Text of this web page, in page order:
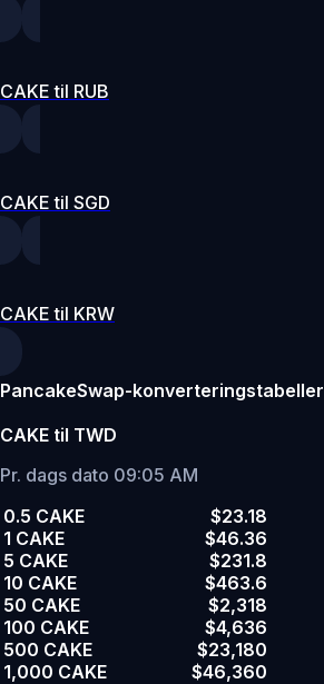
CAKE til RUB
CAKE til SGD
CAKE til KRW
PancakeSwap-konverteringstabeller
CAKE til TWD
Pr. dags dato 09:05 AM
0.5 CAKE
$23.18
1 CAKE
$46.36
5 CAKE
$231.8
10 CAKE
$463.6
50 CAKE
$2,318
100 CAKE
$4,636
500 CAKE
$23,180
1,000 CAKE
$46,360